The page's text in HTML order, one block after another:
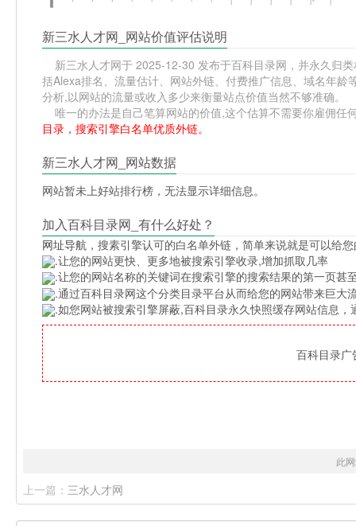
新三水人才网_网站价值评估说明
新三水人才网于 2025-12-30 发布于百科目录网，并永久归
括Alexa排名、流量估计、网站外链、付费推广信息、域名年
分析,以网站的流量或收入多少来衡量站点价值当然不够准确。
唯一的办法是自己笔算网站的价值,这个估算不需要你雇佣任
目录，搜索引擎白名单优质外链。
新三水人才网_网站数据
网站暂未上好站排行榜，无法显示详细信息。
加入百科目录网_有什么好处？
网址导航 ，搜素引擎认可的白名单外链，简单来说就是可以给
.让您的网站更快、更多地被搜索引擎收录,增加抓取几率
.让您的网站名称的关键词在搜索引擎的搜索结果的第一页甚
.通过百科目录网这个分类目录平台从而给您的网站带来巨大
.如您网站被搜索引擎屏蔽,百科目录永久快照缓存网站信息
百科目录
此
上一篇： 三水人才网